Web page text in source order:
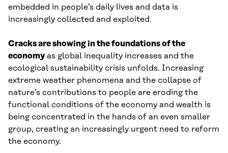
embedded in people’s daily lives and data is
increasingly collected and exploited.
Cracks are showing in the foundations of the
economyas global inequality increases and the
ecological sustainability crisis unfolds. Increasing
extreme weather phenomena and the collapse of
nature’s contributions to people are eroding the
functional conditions of the economy and wealth is
being concentrated in the hands of an even smaller
group, creating an increasingly urgent need to reform
the economy.